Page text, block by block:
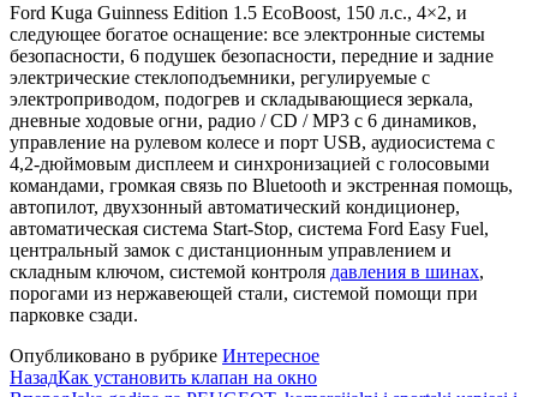
Ford Kuga Guinness Edition 1.5 EcoBoost, 150 л.с., 4×2, и
следующее богатое оснащение: все электронные системы
безопасности, 6 подушек безопасности, передние и задние
электрические стеклоподъемники, регулируемые с
электроприводом, подогрев и складывающиеся зеркала,
дневные ходовые огни, радио / CD / MP3 с 6 динамиков,
управление на рулевом колесе и порт USB, аудиосистема с
4,2-дюймовым дисплеем и синхронизацией с голосовыми
командами, громкая связь по Bluetooth и экстренная помощь,
автопилот, двухзонный автоматический кондиционер,
автоматическая система Start-Stop, система Ford Easy Fuel,
центральный замок с дистанционным управлением и
складным ключом, системой контроля давления в шинах,
порогами из нержавеющей стали, системой помощи при
парковке сзади.
Опубликовано в рубрике Интересное
НазадКак установить клапан на окно